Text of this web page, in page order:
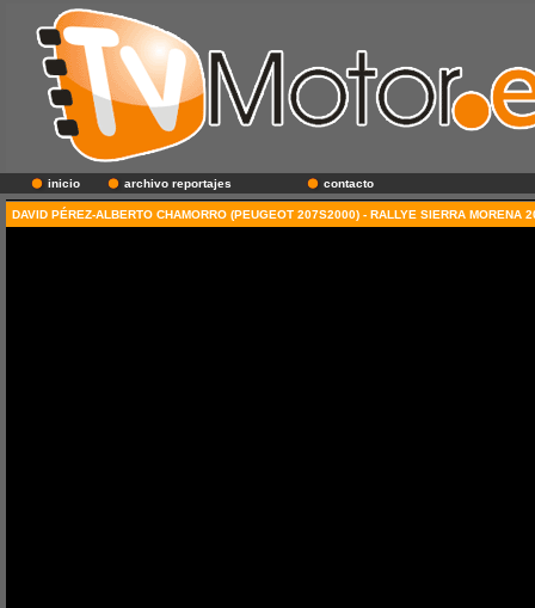
inicio archivo reportajes contacto
DAVID PÉREZ-ALBERTO CHAMORRO (PEUGEOT 207S2000) - RALLYE SIERRA MORENA